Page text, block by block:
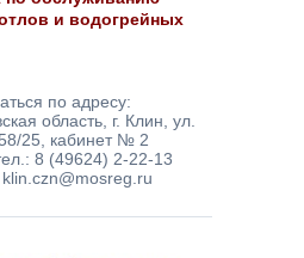
и водогрейных
по адресу:
область, г. Клин, ул.
25, кабинет № 2
8 (49624) 2-22-13